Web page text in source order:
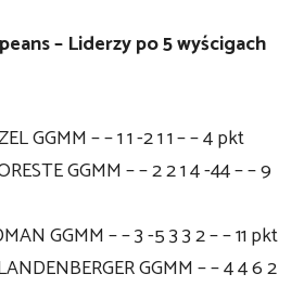
– Liderzy po 5 wyścigach
GGMM – – 1 1 -2 1 1 – – 4 pkt
GGMM – – 2 2 1 4 -44 – – 9
GGMM – – 3 -5 3 3 2 – – 11 pkt
GGMM – – 4 4 6 2